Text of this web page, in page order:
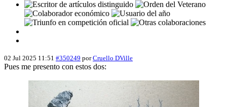
02 Jul 2025 11:51 #350249 porCruello DVille
Pues me presento con estos dos: